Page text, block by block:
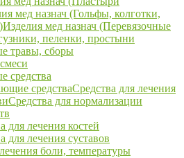
мед назнач (Гольфы, колготки,
Изделия мед назнач (Перевязочные
пеленки, простыни
травы, сборы
средства
средстваСредства для лечения
Средства для нормализации
для лечения костей
для лечения суставов
боли, температуры